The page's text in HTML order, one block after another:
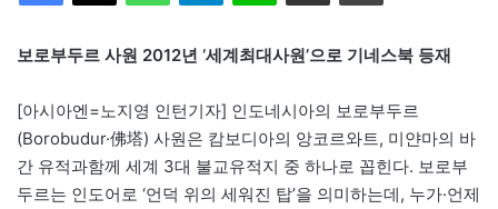
보로부두르 사원 2012년 ‘세계최대사원’으로 기네스북 등재
[아시아엔=노지영 인턴기자] 인도네시아의 보로부두르
(Borobudur·佛塔) 사원은 캄보디아의 앙코르와트, 미얀마의 바
간 유적과함께 세계 3대 불교유적지 중 하나로 꼽힌다. 보로부
두르는 인도어로 ‘언덕 위의 세워진 탑’을 의미하는데, 누가·언제